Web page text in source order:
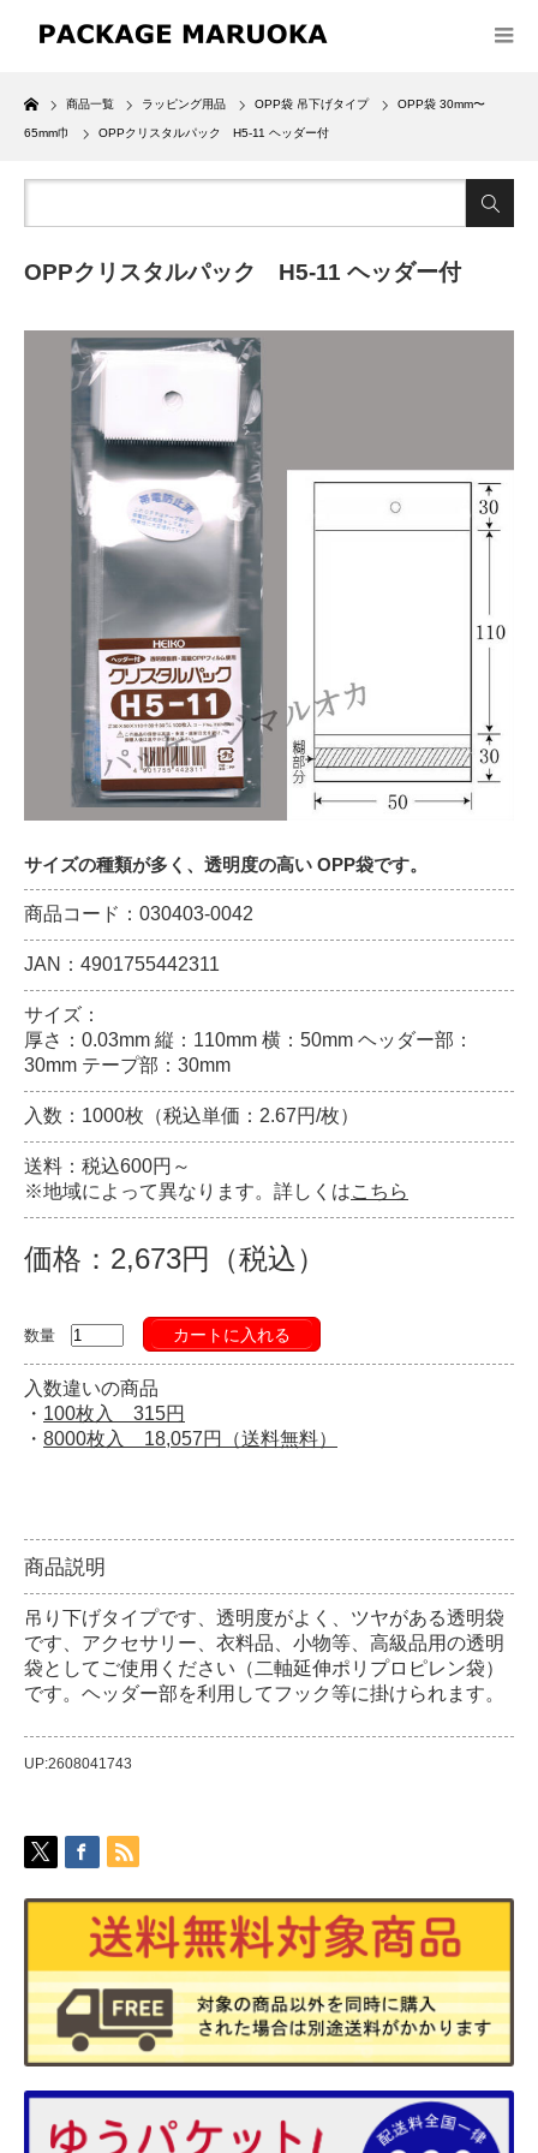
Home
商品一覧 ラッピング用品 OPP袋 吊下げタイプ OPP袋 30mm〜
65mm巾 OPPクリスタルパック H5-11 ヘッダー付
OPPクリスタルパック H5-11 ヘッダー付
サイズの種類が多く、透明度の高い OPP袋です。
商品コード：030403-0042
JAN：4901755442311
サイズ：
厚さ：0.03mm 縦：110mm 横：50mm ヘッダー部：
30mm テープ部：30mm
入数：1000枚（税込単価：2.67円/枚）
送料：税込600円～
※地域によって異なります。詳しくはこちら
価格：2,673円（税込）
数量 カートに入れる
入数違いの商品
・ 100枚入 315円
・ 8000枚入 18,057円（送料無料）
商品説明
吊り下げタイプです、透明度がよく、ツヤがある透明袋
です、アクセサリー、衣料品、小物等、高級品用の透明
袋としてご使用ください（二軸延伸ポリプロピレン袋）
です。ヘッダー部を利用してフック等に掛けられます。
UP:2608041743